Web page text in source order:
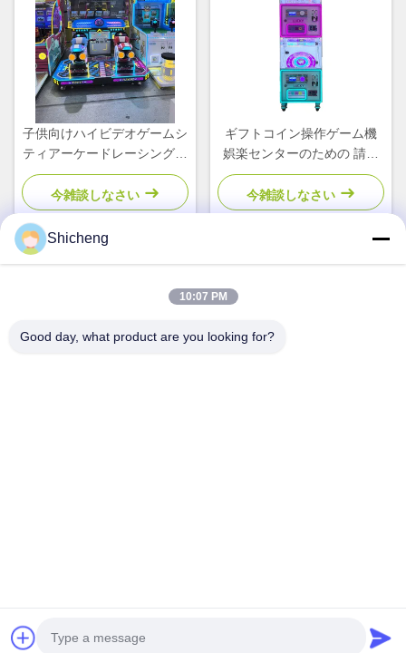
子供向けハイビデオゲームシ
ティアーケードレーシングシ
ミュレーター2プレイヤー自
動販売機
今雑談しなさい
ギフトコイン操作ゲーム機
娯楽センターのための 請求
書受付機
今雑談しなさい
クイックコンタクト
アドレス
械 メーカー。Copyright© 2025-2026 Guangzhou Shicheng
Technology Co., Ltd. . 複製権所有。
Shicheng
10:07 PM
Good day, what product are you looking for?